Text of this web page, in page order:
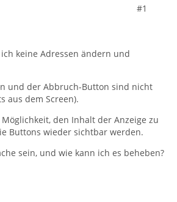
#1
keine Adressen ändern und
und der Abbruch-Button sind nicht
aus dem Screen).
den Inhalt der Anzeige zu
Buttons wieder sichtbar werden.
sein, und wie kann ich es beheben?